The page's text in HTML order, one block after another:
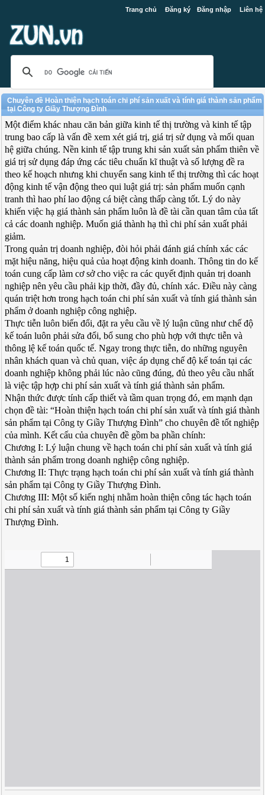
Trang chủ Đăng ký Đăng nhập Liên hệ
Chuyên đề Hoàn thiện hạch toán chi phí sản xuất và tính giá thành sản phẩm
tại Công ty Giầy Thượng Đình
Một điểm khác nhau căn bản giữa kinh tế thị trường và kinh tế tập
trung bao cấp là vấn đề xem xét giá trị, giá trị sử dụng và mối quan
hệ giữa chúng. Nền kinh tế tập trung khi sản xuất sản phẩm thiên về
giá trị sử dụng đáp ứng các tiêu chuẩn kĩ thuật và số lượng đề ra
theo kế hoạch nhưng khi chuyển sang kinh tế thị trường thì các hoạt
động kinh tế vận động theo qui luật giá trị: sản phẩm muốn cạnh
tranh thì hao phí lao động cá biệt càng thấp càng tốt. Lý do này
khiến việc hạ giá thành sản phẩm luôn là đề tài cần quan tâm của tất
cả các doanh nghiệp. Muốn giá thành hạ thì chi phí sản xuất phải
giảm.
Trong quản trị doanh nghiệp, đòi hỏi phải đánh giá chính xác các
mặt hiệu năng, hiệu quả của hoạt động kinh doanh. Thông tin do kế
toán cung cấp làm cơ sở cho việc ra các quyết định quản trị doanh
nghiệp nên yêu cầu phải kịp thời, đầy đủ, chính xác. Điều này càng
quán triệt hơn trong hạch toán chi phí sản xuất và tính giá thành sản
phẩm ở doanh nghiệp công nghiệp.
Thực tiễn luôn biến đổi, đặt ra yêu cầu về lý luận cũng như chế độ
kế toán luôn phải sửa đổi, bổ sung cho phù hợp với thực tiễn và
thông lệ kế toán quốc tế. Ngay trong thực tiễn, do những nguyên
nhân khách quan và chủ quan, việc áp dụng chế độ kế toán tại các
doanh nghiệp không phải lúc nào cũng đúng, đủ theo yêu cầu nhất
là việc tập hợp chi phí sản xuất và tính giá thành sản phẩm.
Nhận thức được tính cấp thiết và tầm quan trọng đó, em mạnh dạn
chọn đề tài: “Hoàn thiện hạch toán chi phí sản xuất và tính giá thành
sản phẩm tại Công ty Giầy Thượng Đình” cho chuyên đề tốt nghiệp
của mình. Kết cấu của chuyên đề gồm ba phần chính:
Chương I: Lý luận chung về hạch toán chi phí sản xuất và tính giá
thành sản phẩm trong doanh nghiệp công nghiệp.
Chương II: Thực trạng hạch toán chi phí sản xuất và tính giá thành
sản phẩm tại Công ty Giầy Thượng Đình.
Chương III: Một số kiến nghị nhằm hoàn thiện công tác hạch toán
chi phí sản xuất và tính giá thành sản phẩm tại Công ty Giầy
Thượng Đình.